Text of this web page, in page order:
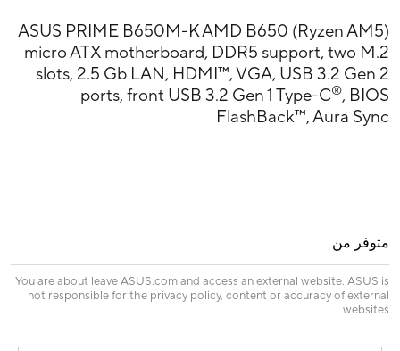
ASUS PRIME B650M-K AMD B650 (Ryzen AM5)
micro ATX motherboard, DDR5 support, two M.2
slots, 2.5 Gb LAN, HDMI™, VGA, USB 3.2 Gen 2
ports, front USB 3.2 Gen 1 Type-C®, BIOS
FlashBack™, Aura Sync
متوفر من
You are about leave ASUS.com and access an external website. ASUS is
not responsible for the privacy policy, content or accuracy of external
websites